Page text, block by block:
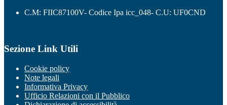
C.M: FIIC87100V- Codice Ipa icc_048- C.U: UF0CND
Sezione Link Utili
Cookie policy
Note legali
Informativa Privacy
Ufficio Relazioni con il Pubblico